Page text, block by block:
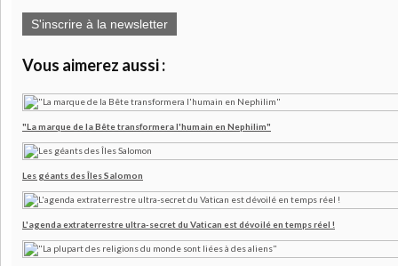
S'inscrire à la newsletter
Vous aimerez aussi :
"La marque de la Bête transformera l'humain en Nephilim"
Les géants des Îles Salomon
L'agenda extraterrestre ultra-secret du Vatican est dévoilé en temps réel !